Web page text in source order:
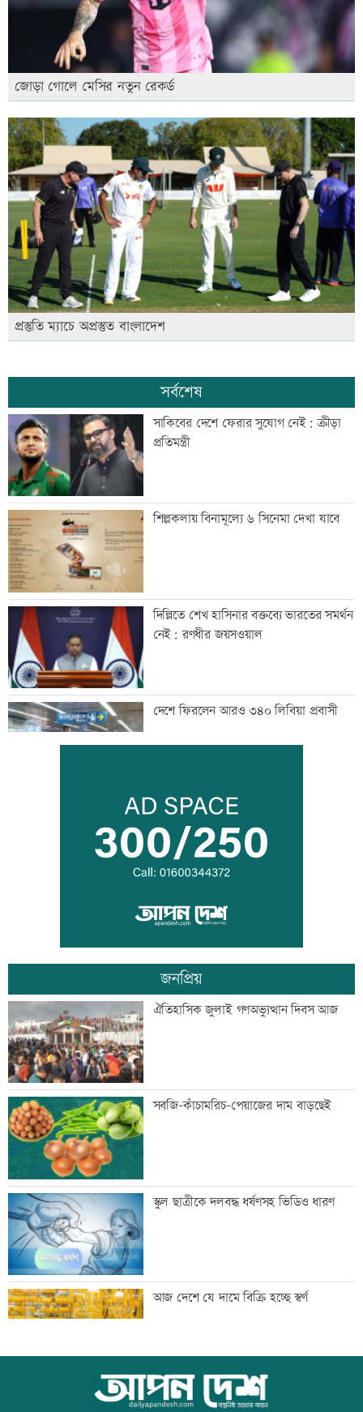
জোড়া গোলে মেসির নতুন রেকর্ড
প্রস্তুতি ম্যাচে অপ্রস্তুত বাংলাদেশ
সর্বশেষ
সাকিবের দেশে ফেরার সুযোগ নেই: ক্রীড়া
প্রতিমন্ত্রী
শিল্পকলায় বিনামূল্যে ৬ সিনেমা দেখা যাবে
দিল্লিতে শেখ হাসিনার বক্তব্যে ভারতের সমর্থন
নেই: রণধীর জয়সওয়াল
দেশে ফিরলেন আরও ৩৪০ লিবিয়া প্রবাসী
দুর্নীতির বিরুদ্ধে কঠোর অবস্থান নিতে হবে:
প্রতিমন্ত্রী নুর
দল ভারী করতে আ’লীগকে রাজনীতি করতে
দেয়া উচিত নয়: ডা. শফিকুর রহমান
খালি পায়ে হাঁটার উপকারিতা
কদম ফুল
হাম উপসর্গে ৩ শিশুর মৃত্যু
সরকার গণমাধ্যমে সুস্থ-টেকসই পরিবেশ
নিশ্চিত করতে চায়: তথ্যমন্ত্রী
কিসের হাসিনা! শুধু আওয়াজ-টাওয়াজ শোনা
যায়: স্বরাষ্ট্রমন্ত্রী
জনপ্রিয়
ঐতিহাসিক জুলাই গণঅভ্যুত্থান দিবস আজ
সবজি-কাঁচামরিচ-পেয়াজের দাম বাড়ছেই
স্কুল ছাত্রীকে দলবদ্ধ ধর্ষণসহ ভিডিও ধারণ
আজ দেশে যে দামে বিক্রি হচ্ছে স্বর্ণ
আজ বিশ্ব বন্ধু দিবস